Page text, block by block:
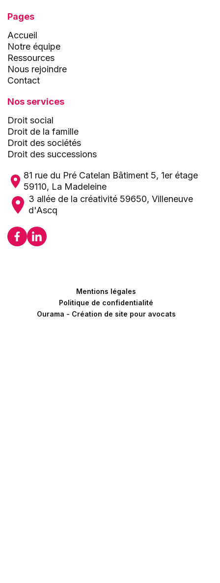
Pages
Accueil
Notre équipe
Ressources
Nous rejoindre
Contact
Nos services
Droit social
Droit de la famille
Droit des sociétés
Droit des successions
81 rue du Pré Catelan Bâtiment 5, 1er étage
59110, La Madeleine
3 allée de la créativité 59650, Villeneuve
d'Ascq
Mentions légales
Politique de confidentialité
Ourama - Création de site pour avocats